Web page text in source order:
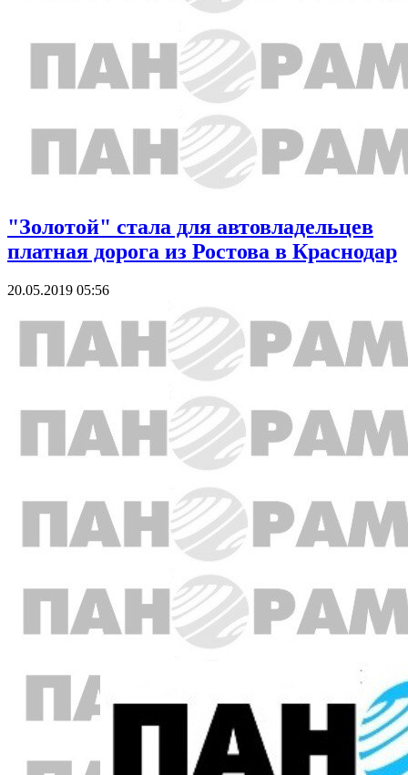
"Золотой" стала для автовладельцев
платная дорога из Ростова в Краснодар
20.05.2019 05:56